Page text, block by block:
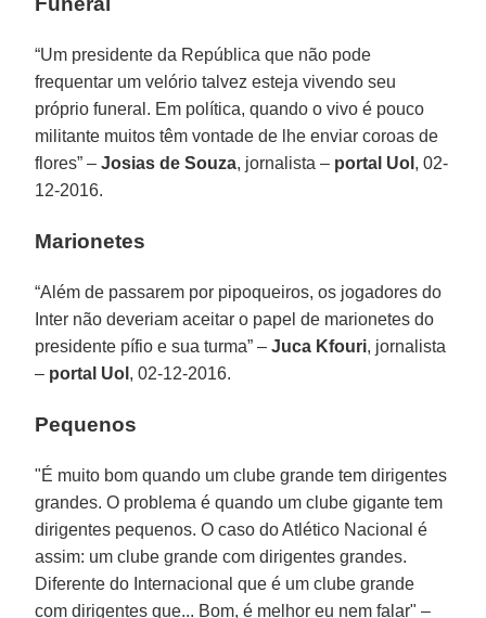
“Um presidente da República que não pode
frequentar um velório talvez esteja vivendo seu
próprio funeral. Em política, quando o vivo é pouco
militante muitos têm vontade de lhe enviar coroas de
flores” –Josias de Souza, jornalista – portal Uol , 02-
12-2016.
Marionetes
“Além de passarem por pipoqueiros, os jogadores do
Inter não deveriam aceitar o papel de marionetes do
presidente pífio e sua turma” –Juca Kfouri, jornalista
– portal Uol , 02-12-2016.
Pequenos
"É muito bom quando um clube grande tem dirigentes
grandes. O problema é quando um clube gigante tem
dirigentes pequenos. O caso do Atlético Nacional é
assim: um clube grande com dirigentes grandes.
Diferente do Internacional que é um clube grande
com dirigentes que... Bom, é melhor eu nem falar" –